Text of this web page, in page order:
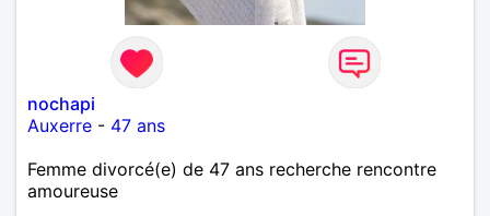
nochapi
Auxerre - 47 ans
Femme divorcé(e) de 47 ans recherche rencontre
amoureuse